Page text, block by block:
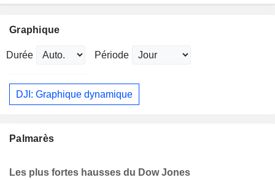
Graphique
Durée Période
DJI: Graphique dynamique
Palmarès
Les plus fortes hausses du Dow Jones